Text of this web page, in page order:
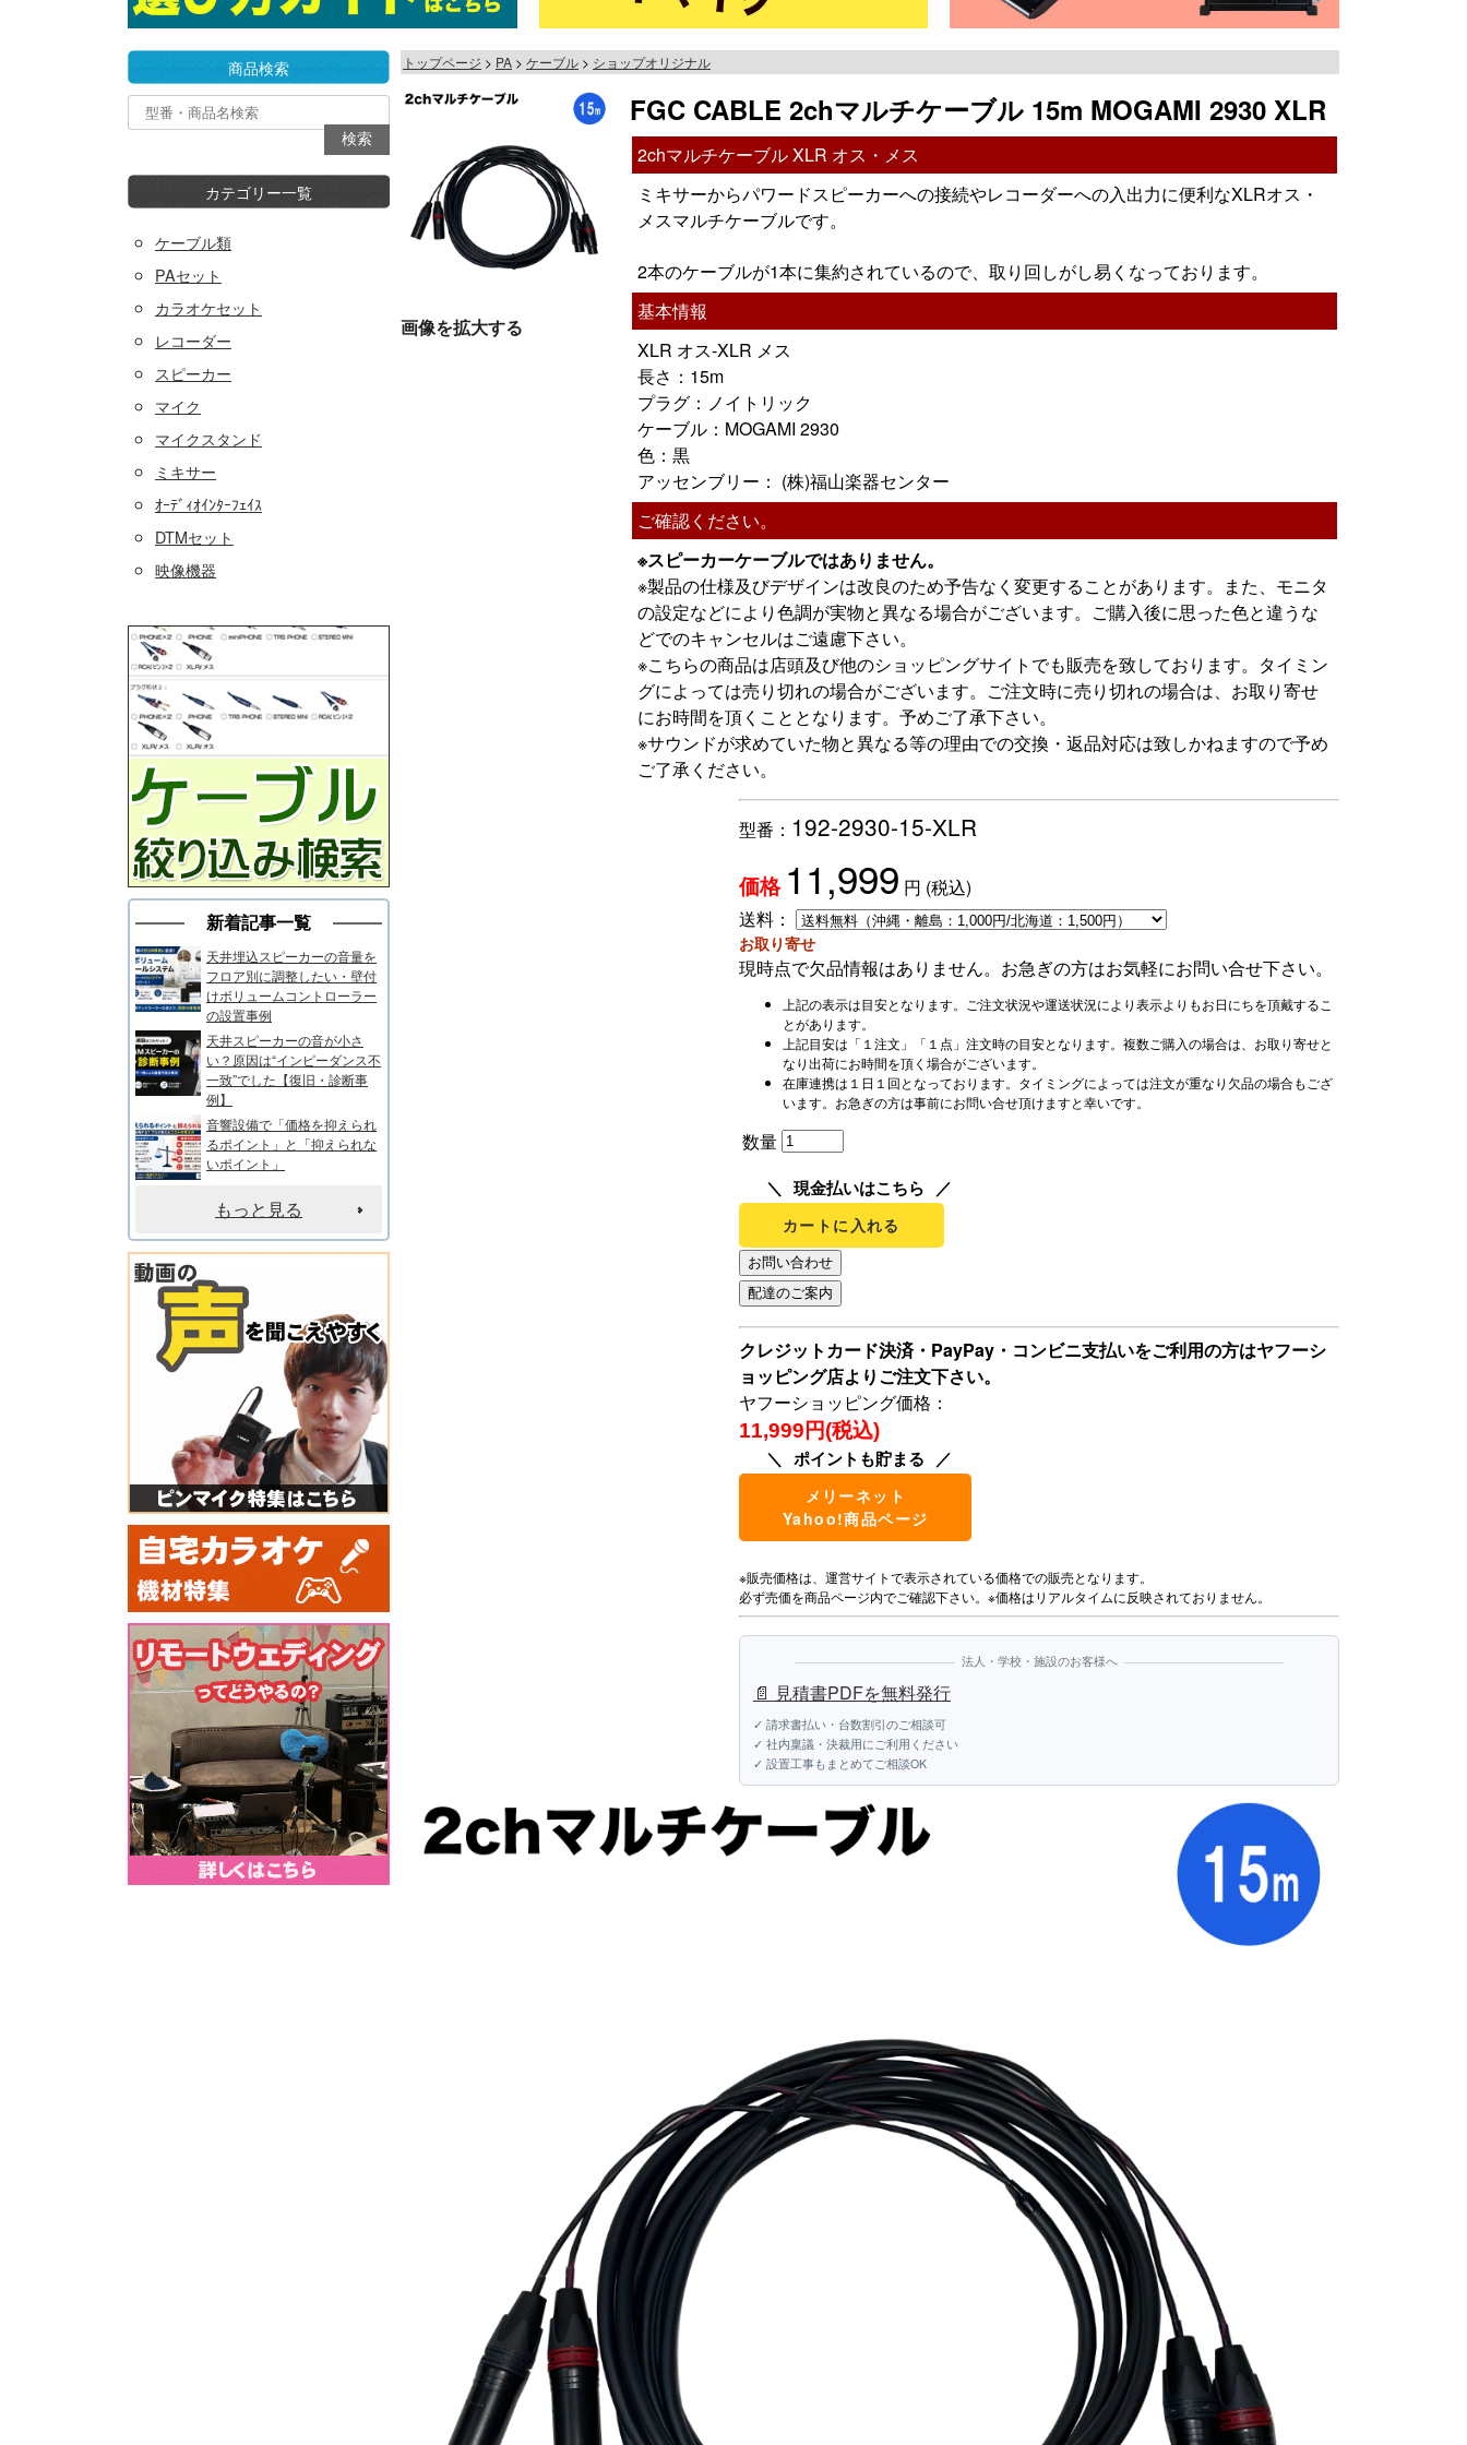
トップページ PA ケーブル ショップオリジナル
画像を拡大する
FGC CABLE 2chマルチケーブル 15m MOGAMI 2930 XLR
2chマルチケーブル XLR オス・メス
ミキサーからパワードスピーカーへの接続やレコーダーへの入出力に便利なXLRオス・
メスマルチケーブルです。
2本のケーブルが1本に集約されているので、取り回しがし易くなっております。
基本情報
XLR オス-XLR メス
長さ：15m
プラグ：ノイトリック
ケーブル：MOGAMI 2930
色：黒
アッセンブリー： (株)福山楽器センター
ご確認ください。
※スピーカーケーブルではありません。
※製品の仕様及びデザインは改良のため予告なく変更することがあります。また、モニタ
の設定などにより色調が実物と異なる場合がございます。ご購入後に思った色と違うな
どでのキャンセルはご遠慮下さい。
※こちらの商品は店頭及び他のショッピングサイトでも販売を致しております。タイミン
グによっては売り切れの場合がございます。ご注文時に売り切れの場合は、お取り寄せ
にお時間を頂くこととなります。予めご了承下さい。
※サウンドが求めていた物と異なる等の理由での交換・返品対応は致しかねますので予め
ご了承ください。
型番： 192-2930-15-XLR
価格 11,999 円 (税込)
送料：
お取り寄せ
現時点で欠品情報はありません。お急ぎの方はお気軽にお問い合せ下さい。
上記の表示は目安となります。ご注文状況や運送状況により表示よりもお日にちを頂戴するこ
とがあります。
上記目安は「１注文」「１点」注文時の目安となります。複数ご購入の場合は、お取り寄せと
なり出荷にお時間を頂く場合がございます。
在庫連携は１日１回となっております。タイミングによっては注文が重なり欠品の場合もござ
います。お急ぎの方は事前にお問い合せ頂けますと幸いです。
数量
現金払いはこちら
カートに入れる
クレジットカード決済・PayPay・コンビニ支払いをご利用の方はヤフーシ
ョッピング店よりご注文下さい。
ヤフーショッピング価格：
11,999円(税込)
ポイントも貯まる
メリーネット
Yahoo!商品ページ
※販売価格は、運営サイトで表示されている価格での販売となります。
必ず売価を商品ページ内でご確認下さい。※価格はリアルタイムに反映されておりません。
法人・学校・施設のお客様へ
📄 見積書PDFを無料発行
✓ 請求書払い・台数割引のご相談可
✓ 社内稟議・決裁用にご利用ください
✓ 設置工事もまとめてご相談OK
商品検索
カテゴリー一覧
ケーブル類
PAセット
カラオケセット
レコーダー
スピーカー
マイク
マイクスタンド
ミキサー
ｵｰﾃﾞｨｵｲﾝﾀｰﾌｪｲｽ
DTMセット
映像機器
新着記事一覧
天井埋込スピーカーの音量を
フロア別に調整したい・壁付
けボリュームコントローラー
の設置事例
天井スピーカーの音が小さ
い？原因は“インピーダンス不
一致”でした【復旧・診断事
例】
音響設備で「価格を抑えられ
るポイント」と「抑えられな
いポイント」
もっと見る